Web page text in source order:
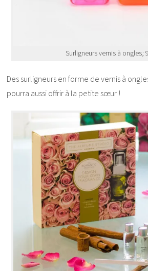
Surligneurs vernis à ongles;
Des surligneurs en forme de vernis à
pourra aussi offrir à la petite sœur !